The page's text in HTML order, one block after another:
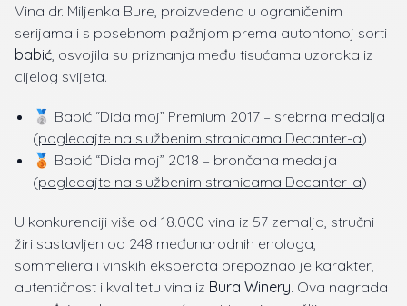
Vina dr. Miljenka Bure, proizvedena u ograničenim
serijama i s posebnom pažnjom prema autohtonoj sorti
babić, osvojila su priznanja među tisućama uzoraka iz
cijelog svijeta.
🥈 Babić “Dida moj” Premium 2017 – srebrna medalja
(pogledajte na službenim stranicama Decanter-a)
🥉 Babić “Dida moj” 2018 – brončana medalja
(pogledajte na službenim stranicama Decanter-a)
U konkurenciji više od 18.000 vina iz 57 zemalja, stručni
žiri sastavljen od 248 međunarodnih enologa,
sommeliera i vinskih eksperata prepoznao je karakter,
autentičnost i kvalitetu vina iz Bura Winery. Ova nagrada